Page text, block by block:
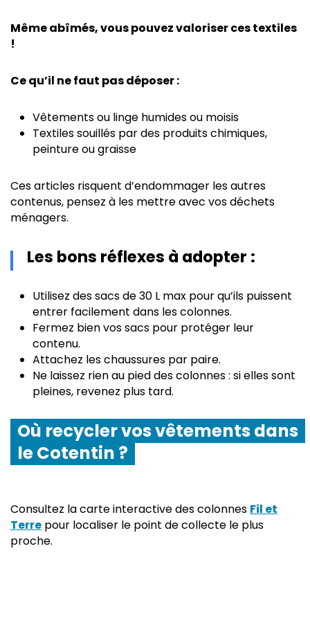
Même abîmés, vous pouvez valoriser ces textiles
!
Ce qu’il ne faut pas déposer :
Vêtements ou linge humides ou moisis
Textiles souillés par des produits chimiques,
peinture ou graisse
Ces articles risquent d’endommager les autres
contenus, pensez à les mettre avec vos déchets
ménagers.
Les bons réflexes à adopter :
Utilisez des sacs de 30 L max pour qu’ils puissent
entrer facilement dans les colonnes.
Fermez bien vos sacs pour protéger leur
contenu.
Attachez les chaussures par paire.
Ne laissez rien au pied des colonnes : si elles sont
pleines, revenez plus tard.
Où recycler vos vêtements dans
le Cotentin ?
Consultez la carte interactive des colonnes Fil et
Terre pour localiser le point de collecte le plus
proche.